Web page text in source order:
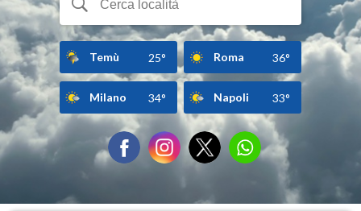
Temù 25° Roma 36°
Milano 34° Napoli 33°